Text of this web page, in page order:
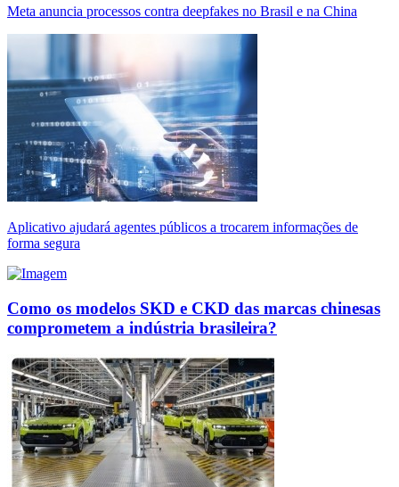
Meta anuncia processos contra deepfakes no Brasil e na China
Aplicativo ajudará agentes públicos a trocarem informações de
forma segura
Como os modelos SKD e CKD das marcas chinesas
comprometem a indústria brasileira?